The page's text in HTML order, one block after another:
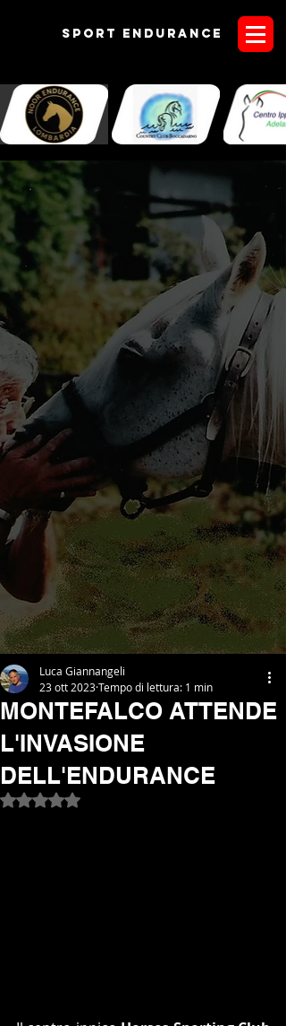
Sport endurANCE
MONTEFALCO ATTENDE
L'INVASIONE
DELL'ENDURANCE
Luca Giannangeli
23 ott 2023Tempo di lettura: 1 min
Valutazione NaN stelle su 5.